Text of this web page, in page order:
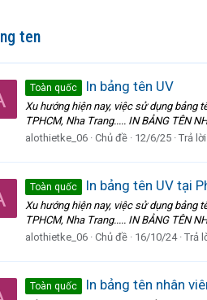
ten
Toàn quốc In bảng tên UV
Xu hướng hiện nay, việc sử dụng bảng
TPHCM, Nha Trang..... IN BẢNG TÊN
alothietke_06 Chủ đề 12/6/25 Trả
Toàn quốc In bảng tên UV tại
Xu hướng hiện nay, việc sử dụng bảng
TPHCM, Nha Trang..... IN BẢNG TÊN
alothietke_06 Chủ đề 16/10/24 Trả
Toàn quốc In bảng tên nhân